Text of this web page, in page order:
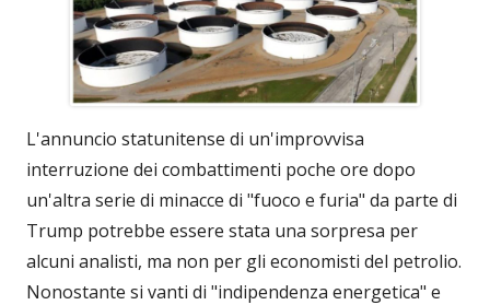
L'annuncio statunitense di un'improvvisa
interruzione dei combattimenti poche ore dopo
un'altra serie di minacce di "fuoco e furia" da parte di
Trump potrebbe essere stata una sorpresa per
alcuni analisti, ma non per gli economisti del petrolio.
Nonostante si vanti di "indipendenza energetica" e